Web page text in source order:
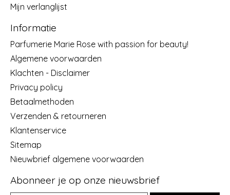
Mijn verlanglijst
Informatie
Parfumerie Marie Rose with passion for beauty!
Algemene voorwaarden
Klachten - Disclaimer
Privacy policy
Betaalmethoden
Verzenden & retourneren
Klantenservice
Sitemap
Nieuwbrief algemene voorwaarden
Abonneer je op onze nieuwsbrief